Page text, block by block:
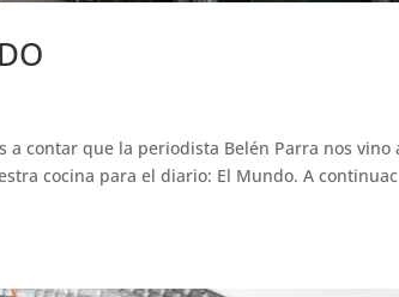
a contar que la periodista Belén Parra nos vino
cocina para el diario: El Mundo. A